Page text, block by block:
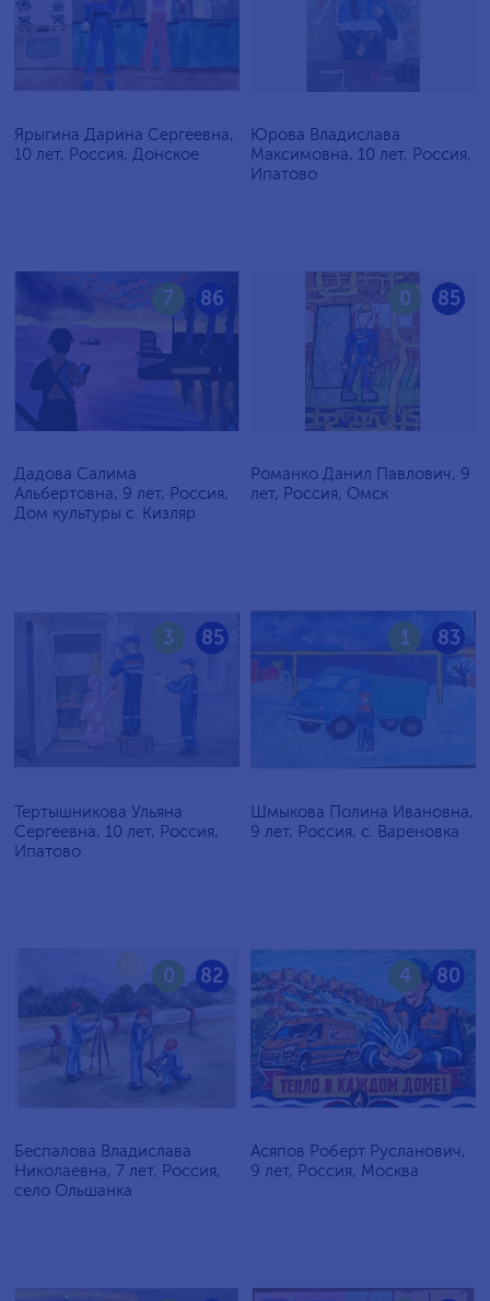
Ярыгина Дарина Сергеевна,
10 лет, Россия, Донское
Юрова Владислава
Максимовна, 10 лет, Россия,
Ипатово
86
7
Дадова Салима
Альбертовна, 9 лет, Россия,
Дом культуры с. Кизляр
85
0
Романко Данил Павлович, 9
лет, Россия, Омск
85
3
Тертышникова Ульяна
Сергеевна, 10 лет, Россия,
Ипатово
83
1
Шмыкова Полина Ивановна,
9 лет, Россия, с. Вареновка
82
0
Беспалова Владислава
Николаевна, 7 лет, Россия,
село Ольшанка
80
4
Асяпов Роберт Русланович,
9 лет, Россия, Москва